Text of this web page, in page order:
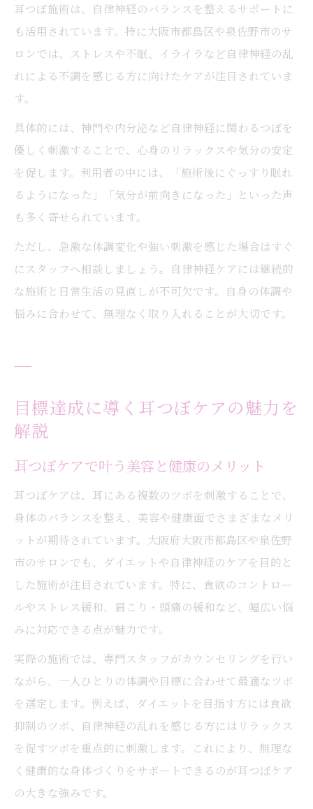
耳つぼ施術は、自律神経のバランスを整えるサポートに
も活用されています。特に大阪市都島区や泉佐野市のサ
ロンでは、ストレスや不眠、イライラなど自律神経の乱
れによる不調を感じる方に向けたケアが注目されていま
す。
具体的には、神門や内分泌など自律神経に関わるつぼを
優しく刺激することで、心身のリラックスや気分の安定
を促します。利用者の中には、「施術後にぐっすり眠れ
るようになった」「気分が前向きになった」といった声
も多く寄せられています。
ただし、急激な体調変化や強い刺激を感じた場合はすぐ
にスタッフへ相談しましょう。自律神経ケアには継続的
な施術と日常生活の見直しが不可欠です。自身の体調や
悩みに合わせて、無理なく取り入れることが大切です。
目標達成に導く耳つぼケアの魅力を
解説
耳つぼケアで叶う美容と健康のメリット
耳つぼケアは、耳にある複数のツボを刺激することで、
身体のバランスを整え、美容や健康面でさまざまなメリ
ットが期待されています。大阪府大阪市都島区や泉佐野
市のサロンでも、ダイエットや自律神経のケアを目的と
した施術が注目されています。特に、食欲のコントロー
ルやストレス緩和、肩こり・頭痛の緩和など、幅広い悩
みに対応できる点が魅力です。
実際の施術では、専門スタッフがカウンセリングを行い
ながら、一人ひとりの体調や目標に合わせて最適なツボ
を選定します。例えば、ダイエットを目指す方には食欲
抑制のツボ、自律神経の乱れを感じる方にはリラックス
を促すツボを重点的に刺激します。これにより、無理な
く健康的な身体づくりをサポートできるのが耳つぼケア
の大きな強みです。